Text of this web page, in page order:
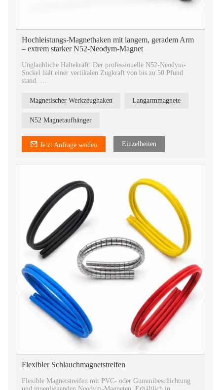
Hochleistungs-Magnethaken mit langem, geradem Arm
– extrem starker N52-Neodym-Magnet
Unglaubliche Haltekraft: Der professionelle N52-Neodym-
Sockel hält einer vertikalen Zugkraft von bis zu 50 Pfund
stand.
zusätzlichen Platz für sperrige Werkzeuge, Taschen oder
mehrere Gegenstände.
einfaches Aufstecken auf jeder Metalloberfläche. Kein Bohren,
Magnetischer Werkzeughaken Langarmmagnete
N52 Magnetaufhänger
Jetzt Anfrage senden Einzelheiten
Flexibler Schlauchmagnetstreifen
Flexible Magnetstreifen mit PVC- oder Gummibeschichtung